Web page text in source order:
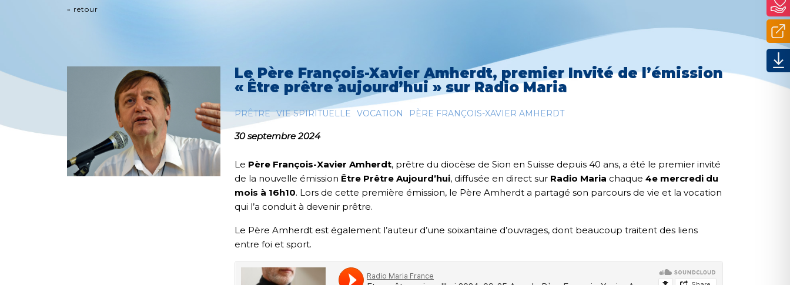
« retour
Le Père François-Xavier Amherdt, premier Invité de l’émission
« Être prêtre aujourd’hui » sur Radio Maria
PRÊTRE VIE SPIRITUELLE VOCATION PÈRE FRANÇOIS-XAVIER AMHERDT
30 septembre 2024
Le Père François-Xavier Amherdt, prêtre du diocèse de Sion en Suisse depuis 40 ans, a été le premier invité
de la nouvelle émission Être Prêtre Aujourd’hui, diffusée en direct sur Radio Maria chaque 4e mercredi du
mois à 16h10. Lors de cette première émission, le Père Amherdt a partagé son parcours de vie et la vocation
qui l’a conduit à devenir prêtre.
Le Père Amherdt est également l’auteur d’une soixantaine d’ouvrages, dont beaucoup traitent des liens
entre foi et sport.